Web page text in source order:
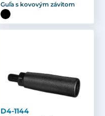
Guľa s kovovým závitom
D4-1144